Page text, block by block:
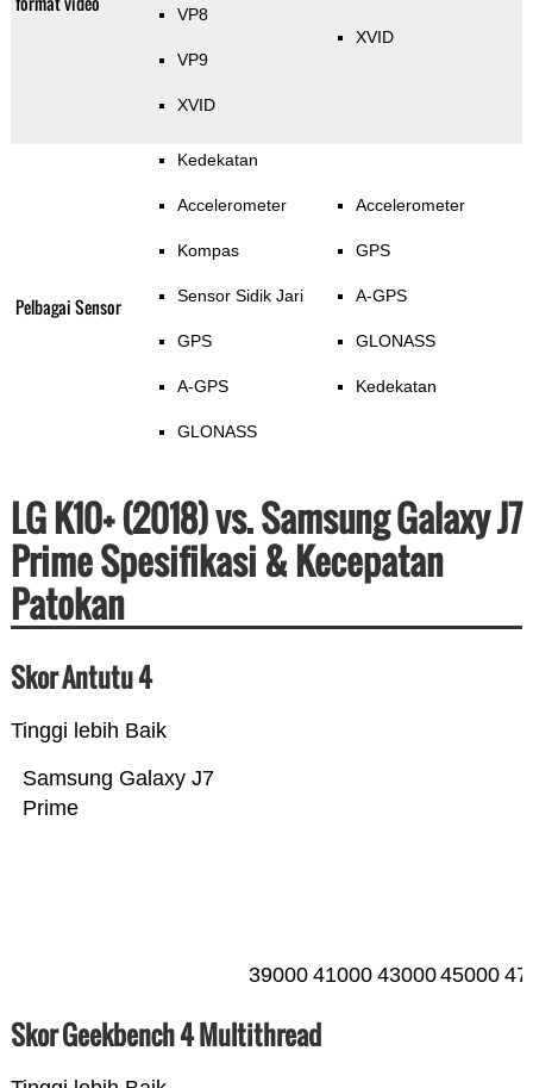
VP8
VP9
XVID
XVID
Pelbagai Sensor
Kedekatan
Accelerometer
Kompas
Sensor Sidik Jari
GPS
A-GPS
GLONASS
Accelerometer
GPS
A-GPS
GLONASS
Kedekatan
LG K10+ (2018) vs. Samsung Galaxy J7
Prime Spesifikasi & Kecepatan
Patokan
Skor Antutu 4
Tinggi lebih Baik
Samsung Galaxy J7
Prime
39000 41000 4300045000
Skor Geekbench 4 Multithread